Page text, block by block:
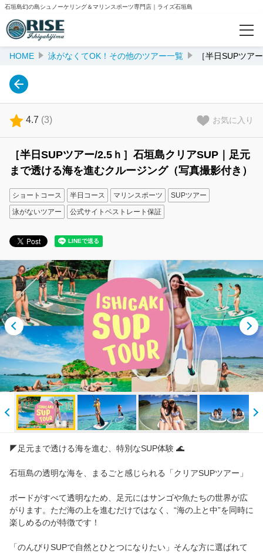
石垣島幻の島シュノーケリング＆マリンスポーツ専門店｜ライズ石垣島
カテゴリー
大人気！パッケージプラン一覧
泳がなくてOK！その他のツアー一覧
人気ランキング
おすすめ
ご案内
お知らせ
石垣島幻の島シュノーケリング&マリンスポーツ|マンタ・青の洞窟-ライズ石垣島
HOME 泳がなくてOK！その他のツアー一覧 ［半日SUPツア
［半日SUPツアー/2.5ｈ］石垣島クリアSUP｜足元
まで透ける海を進むクルージング（写真撮影付き）
4.7 (3) お気に入り
ショートコース 半日コース マリンスポーツ
SUPツアー
泳がないツアー
公式サイトベストレート保証
◤足元まで透ける海を進む、特別なSUP体験 🌊
石垣島の透明な海を、まるごと感じられる「クリアSUPツアー」
ボードがすべて透明なため、足元にはサンゴや魚たちの世界が広
がります。ただ海の上を進むだけではなく、“海の上と中”を同時に
楽しめるのが特徴です！
「のんびりSUPで自然とひとつになりたい」そんな方に選ばれて